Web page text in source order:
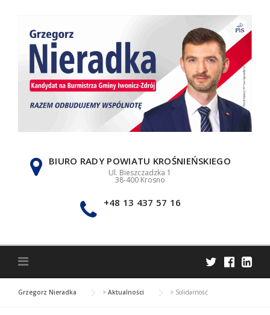
BIURO RADY POWIATU KROŚNIEŃSKIEGO
Ul. Bieszczadzka 1
38-400 Krosno
+48 13 437 57 16
Grzegorz Nieradka > Aktualności > Solidarność